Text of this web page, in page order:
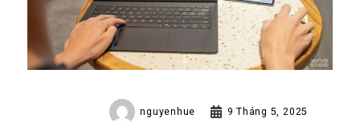
nguyenhue 9 Tháng 5, 2025